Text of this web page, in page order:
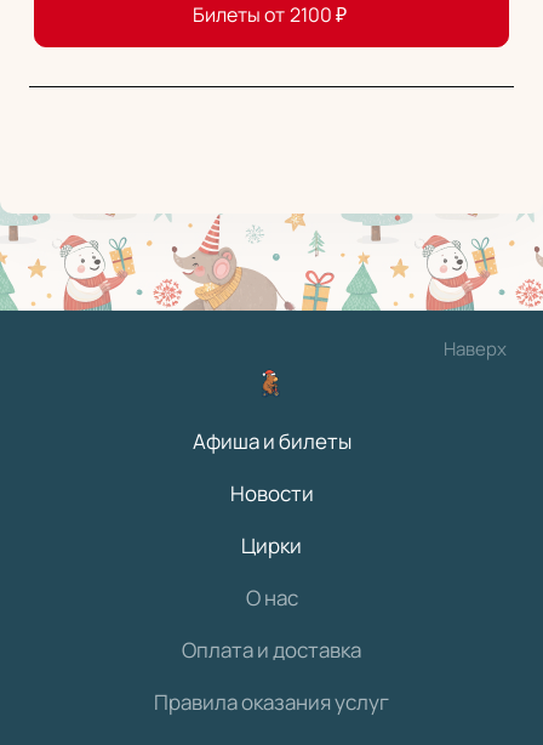
Билеты от 2100₽
Наверх
Афиша и билеты
Новости
Цирки
О нас
Оплата и доставка
Правила оказания услуг